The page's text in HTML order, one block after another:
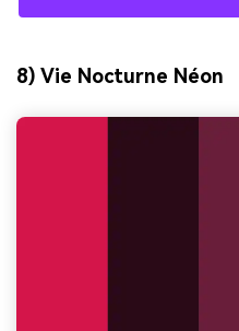
8) Vie Nocturne Néon